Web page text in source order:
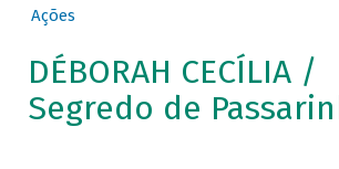
Ações
DÉBORAH CECÍLIA /
Segredo de